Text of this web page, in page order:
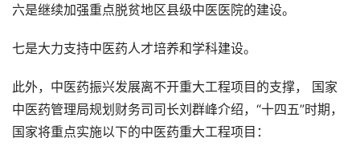
六是继续加强重点脱贫地区县级中医医院的建设。
七是大力支持中医药人才培养和学科建设。
此外，中医药振兴发展离不开重大工程项目的支撑， 国家
中医药管理局规划财务司司长刘群峰介绍，“十四五”时期，
国家将重点实施以下的中医药重大工程项目：